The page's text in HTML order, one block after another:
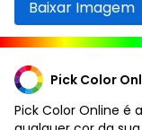
Baixar Imagem
Pick Color
Pick Color Online é